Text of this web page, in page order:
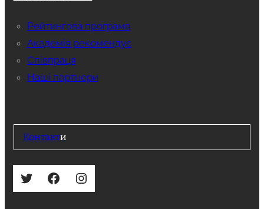
Рейтингова програма
Академія рекомендує
Співпраця
Наші партнери
Контакти
Twitter Facebook Instagram